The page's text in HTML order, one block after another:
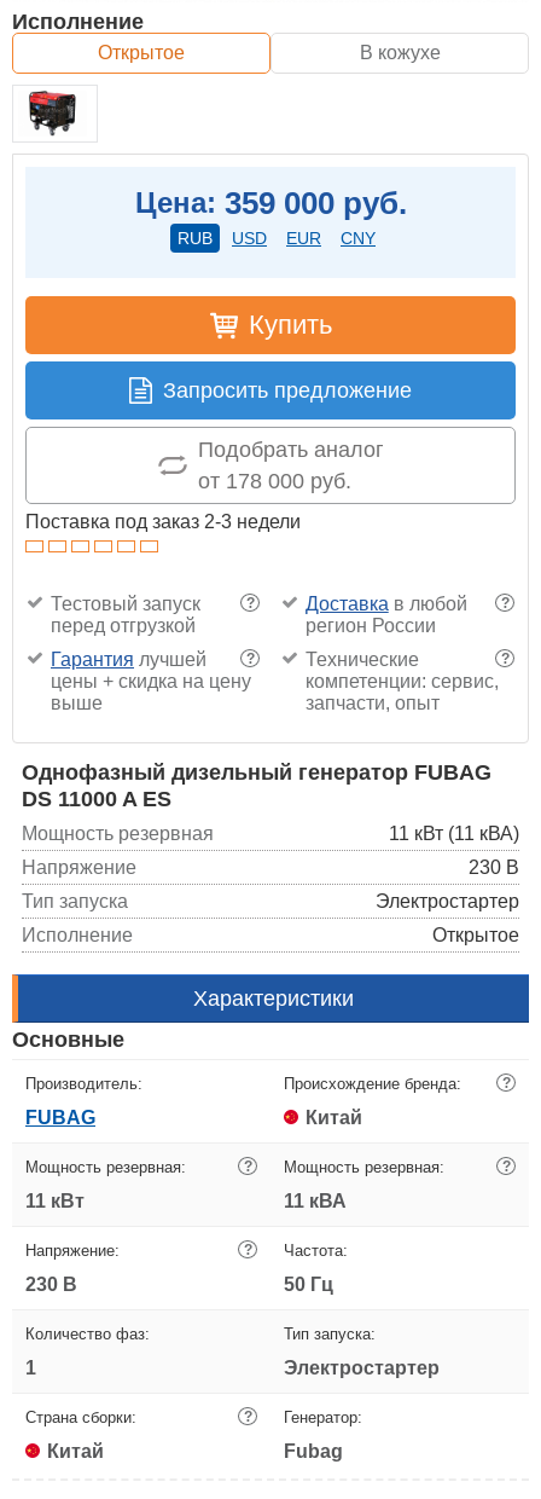
Исполнение
Открытое В кожухе
Цена: 359 000 руб.
RUB USD EUR CNY
Купить
Запросить предложение
Подобрать аналог
от 178 000 руб.
Поставка под заказ 2-3 недели
?
Тестовый запуск
перед отгрузкой
?
Доставка в любой
регион России
?
Гарантия лучшей
цены + скидка на цену
выше
?
Технические
компетенции: сервис,
запчасти, опыт
Однофазный дизельный генератор FUBAG
DS 11000 A ES
Мощность резервная
11 кВт (11 кВА)
Напряжение
230 В
Тип запуска
Электростартер
Исполнение
Открытое
Характеристики
Основные
Производитель:
FUBAG
Происхождение бренда: ?
Китай
Мощность резервная: ?
11 кВт
Мощность резервная: ?
11 кВА
Напряжение: ?
230 В
Частота:
50 Гц
Количество фаз:
1
Тип запуска:
Электростартер
Страна сборки: ?
Китай
Генератор:
Fubag